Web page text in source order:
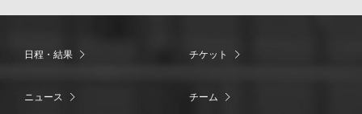
日程・結果 チケット
ニュース チーム